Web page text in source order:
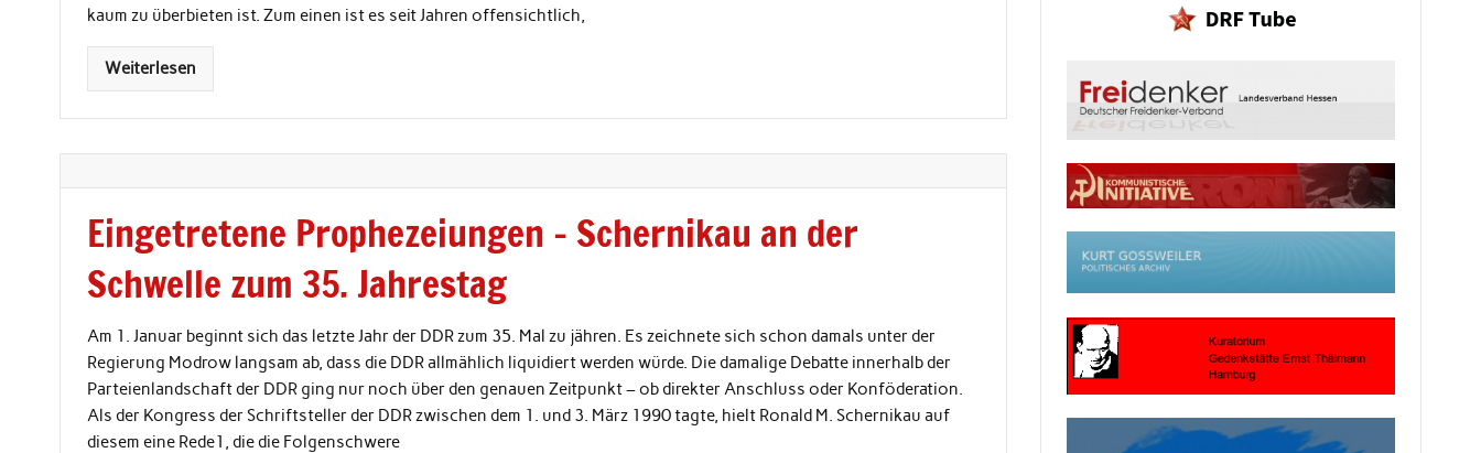
kaum zu überbieten ist. Zum einen ist es seit Jahren offensichtlich,
Weiterlesen
Eingetretene Prophezeiungen – Schernikau an der
Schwelle zum 35. Jahrestag
Am 1. Januar beginnt sich das letzte Jahr der DDR zum 35. Mal zu jähren. Es zeichnete sich schon damals unter der
Regierung Modrow langsam ab, dass die DDR allmählich liquidiert werden würde. Die damalige Debatte innerhalb der
Parteienlandschaft der DDR ging nur noch über den genauen Zeitpunkt – ob direkter Anschluss oder Konföderation.
Als der Kongress der Schriftsteller der DDR zwischen dem 1. und 3. März 1990 tagte, hielt Ronald M. Schernikau auf
diesem eine Rede1, die die Folgenschwere